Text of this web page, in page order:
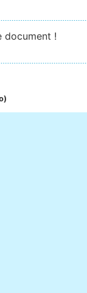
document !